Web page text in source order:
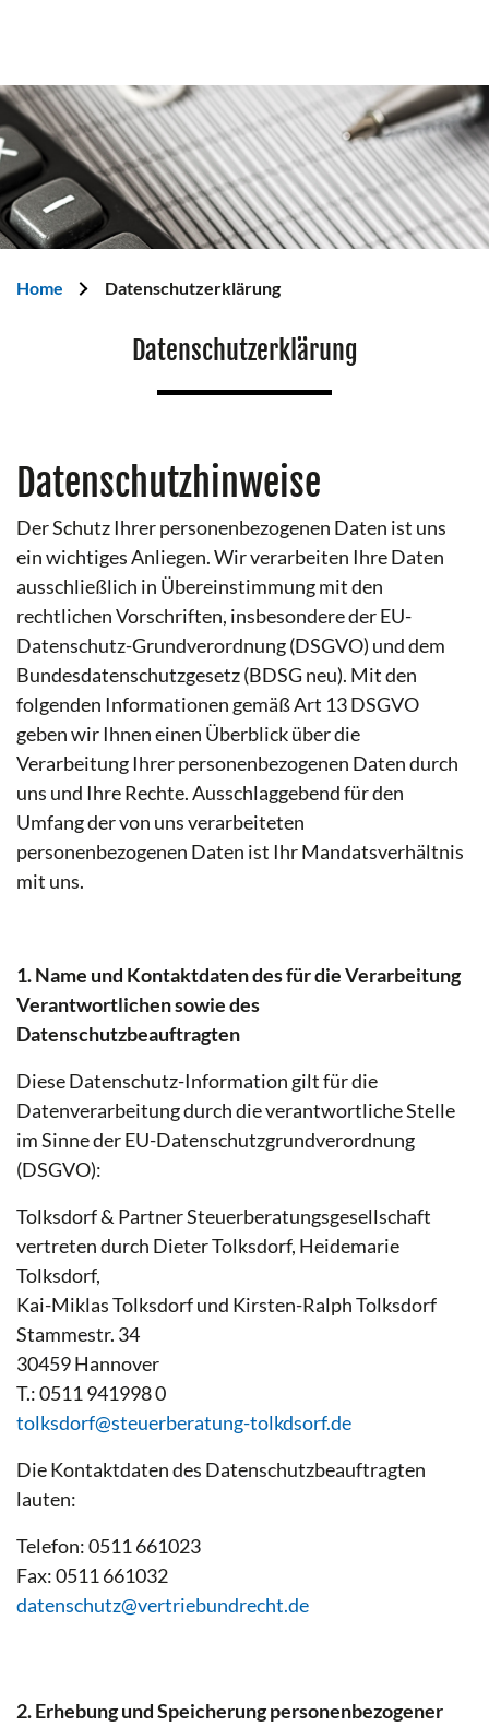
Home Datenschutzerklärung
Datenschutzerklärung
Datenschutzhinweise
Der Schutz Ihrer personenbezogenen Daten ist uns
ein wichtiges Anliegen. Wir verarbeiten Ihre Daten
ausschließlich in Übereinstimmung mit den
rechtlichen Vorschriften, insbesondere der EU-
Datenschutz-Grundverordnung (DSGVO) und dem
Bundesdatenschutzgesetz (BDSG neu). Mit den
folgenden Informationen gemäß Art 13 DSGVO
geben wir Ihnen einen Überblick über die
Verarbeitung Ihrer personenbezogenen Daten durch
uns und Ihre Rechte. Ausschlaggebend für den
Umfang der von uns verarbeiteten
personenbezogenen Daten ist Ihr Mandatsverhältnis
mit uns.
1. Name und Kontaktdaten des für die Verarbeitung
Verantwortlichen sowie des
Datenschutzbeauftragten
Diese Datenschutz-Information gilt für die
Datenverarbeitung durch die verantwortliche Stelle
im Sinne der EU-Datenschutzgrundverordnung
(DSGVO):
Tolksdorf & Partner Steuerberatungsgesellschaft
vertreten durch Dieter Tolksdorf, Heidemarie
Tolksdorf,
Kai-Miklas Tolksdorf und Kirsten-Ralph Tolksdorf
Stammestr. 34
30459 Hannover
T.: 0511 941998 0
tolksdorf@steuerberatung-tolkdsorf.de
Die Kontaktdaten des Datenschutzbeauftragten
lauten:
Telefon: 0511 661023
Fax: 0511 661032
datenschutz@vertriebundrecht.de
2. Erhebung und Speicherung personenbezogener